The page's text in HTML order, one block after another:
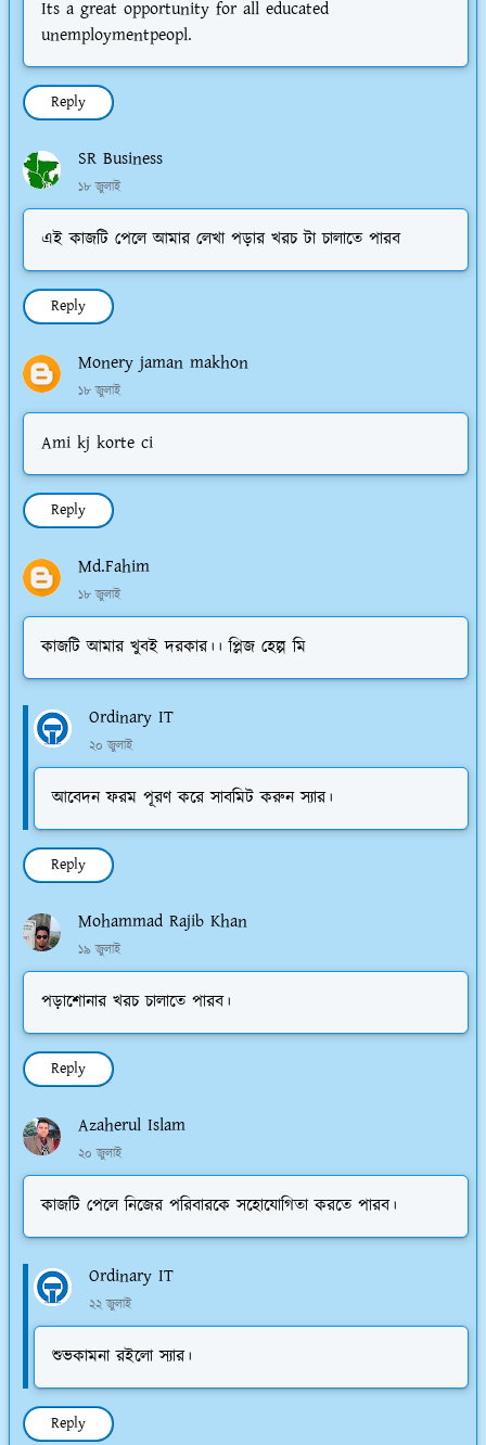
Its a great opportunity for all educated
unemploymentpeopl.
Reply
SR Business
১৮ জুলাই
এই কাজটি পেলে আমার লেখা পড়ার খরচ টা চালাতে পারব
Reply
Monery jaman makhon
১৮ জুলাই
Ami kj korte ci
Reply
Md.Fahim
১৮ জুলাই
কাজটি আমার খুবই দরকার।। প্লিজ হেল্প মি
Ordinary IT
২০ জুলাই
আবেদন ফরম পূরণ করে সাবমিট করুন স্যার।
Reply
Mohammad Rajib Khan
১৯ জুলাই
পড়াশোনার খরচ চালাতে পারব।
Reply
Azaherul Islam
২০ জুলাই
কাজটি পেলে নিজের পরিবারকে সহোযোগিতা করতে পারব।
Ordinary IT
২২ জুলাই
শুভকামনা রইলো স্যার।
Reply